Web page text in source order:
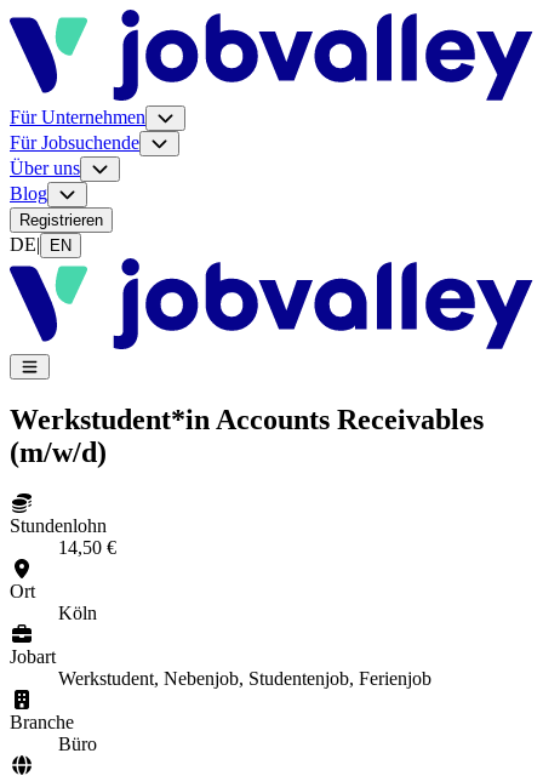
Für Unternehmen
Für Jobsuchende
Über uns
Blog
Registrieren
DE| EN
Werkstudent*in Accounts Receivables
(m/w/d)
Stundenlohn
14,50 €
Ort
Köln
Jobart
Werkstudent, Nebenjob, Studentenjob, Ferienjob
Branche
Büro